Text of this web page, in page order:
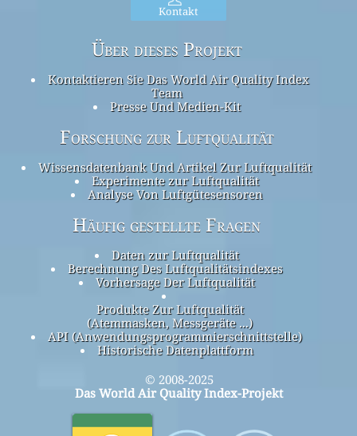
Kontakt
Über dieses Projekt
Kontaktieren Sie Das World Air Quality Index
Team
Presse Und Medien-Kit
Forschung zur Luftqualität
Wissensdatenbank Und Artikel Zur Luftqualität
Experimente zur Luftqualität
Analyse Von Luftgütesensoren
Häufig gestellte Fragen
Daten zur Luftqualität
Berechnung Des Luftqualitätsindexes
Vorhersage Der Luftqualität
Produkte Zur Luftqualität
(Atemmasken, Messgeräte ...)
API (Anwendungsprogrammierschnittstelle)
Historische Datenplattform
© 2008-2025
Das World Air Quality Index-Projekt